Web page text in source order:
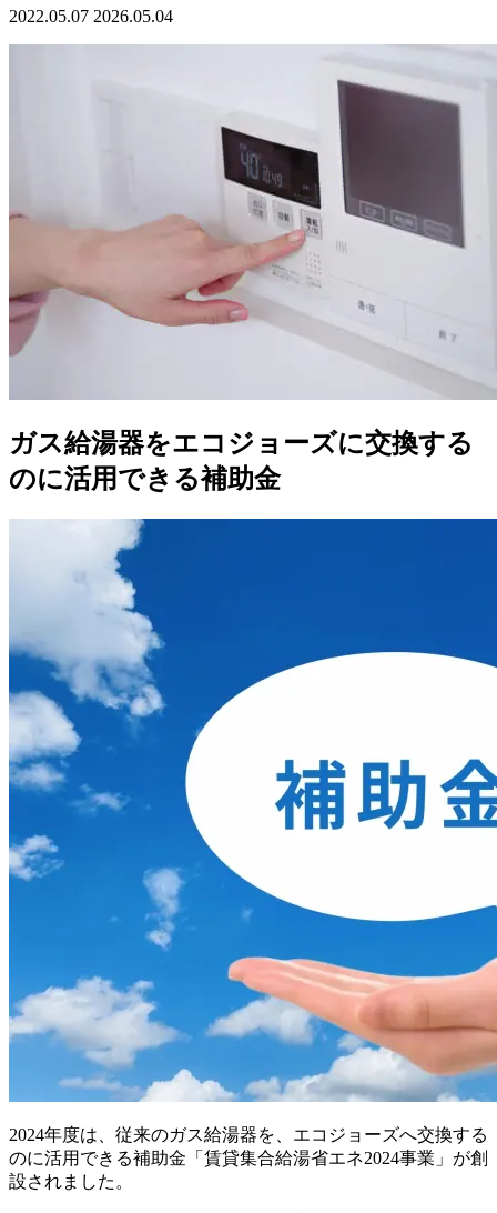
2022.05.07 2026.05.04
ガス給湯器をエコジョーズに交換する
のに活用できる補助金
2024年度は、従来のガス給湯器を、エコジョーズへ交換する
のに活用できる補助金「賃貸集合給湯省エネ2024事業」が創
設されました。